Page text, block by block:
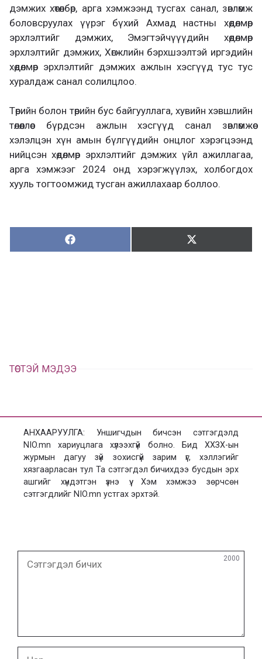
дэмжих хөтөлбөр, арга хэмжээнд тусгах санал, зөвлөмж
боловсруулах үүрэг бүхий Ахмад настны хөдөлмөр
эрхлэлтийг дэмжих, Эмэгтэйчүүүдийн хөдөлмөр
эрхлэлтийг дэмжих, Хөгжлийн бэрхшээлтэй иргэдийн
хөдөлмөр эрхлэлтийг дэмжих ажлын хэсгүүд тус тус
хуралдаж санал солилцлоо.
Төрийн болон төрийн бус байгууллага, хувийн хэвшлийн
төлөөллөөс бүрдсэн ажлын хэсгүүд санал зөвлөмжөө
хэлэлцэн хүн амын бүлгүүдийн онцлог хэрэгцээнд
нийцсэн хөдөлмөр эрхлэлтийг дэмжих үйл ажиллагаа,
арга хэмжээг 2024 онд хэрэгжүүлэх, холбогдох
хууль тогтоомжид тусган ажиллахаар боллоо.
Хуваалцах:
Х
у
Түгээх:
Т
ү
ТӨСТЭЙ МЭДЭЭ
АНХААРУУЛГА: Уншигчдын бичсэн сэтгэгдэлд
NIO.mn хариуцлага хүлээхгүй болно. Бид ХХЗХ-ын
журмын дагуу зүй зохисгүй зарим үг, хэллэгийг
хязгаарласан тул Та сэтгэгдэл бичихдээ бусдын эрх
ашгийг хүндэтгэн үзнэ үү. Хэм хэмжээ зөрчсөн
сэтгэгдлийг NIO.mn устгах эрхтэй.
бичих
2000